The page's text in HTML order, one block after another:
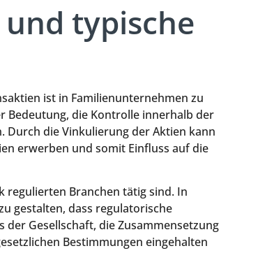
typische
ist in Familienunternehmen zu
Bedeutung, die Kontrolle innerhalb der
Durch die Vinkulierung der Aktien kann
erwerben und somit Einfluss auf die
regulierten Branchen tätig sind. In
gestalten, dass regulatorische
Gesellschaft, die Zusammensetzung
Bestimmungen eingehalten